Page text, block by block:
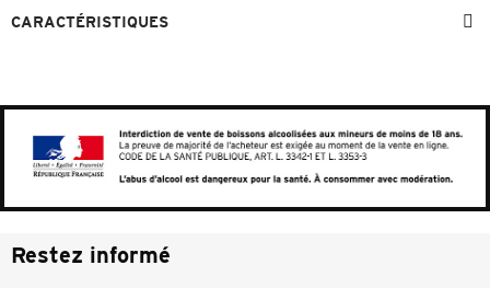
CARACTÉRISTIQUES
Restez informé